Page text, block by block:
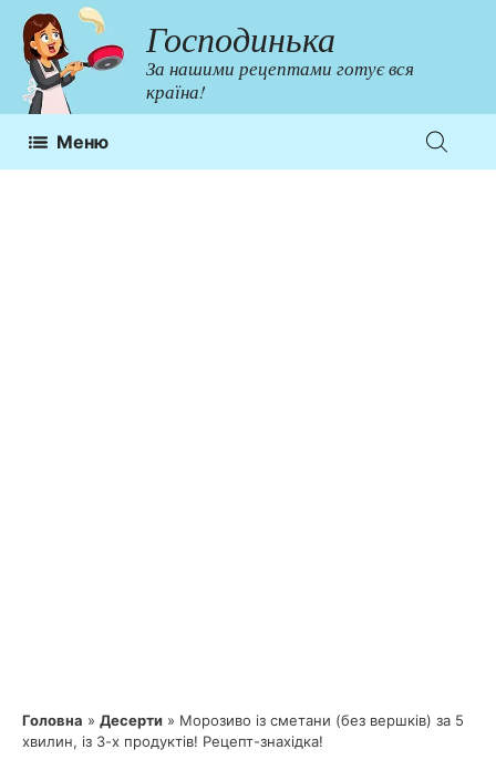
Перейти
до
контенту
Господинька
За нашими рецептами готує вся
країна!
Меню
Головна » Десерти » Морозиво із сметани (без вершків) за 5
хвилин, із 3-х продуктів! Рецепт-знахідка!